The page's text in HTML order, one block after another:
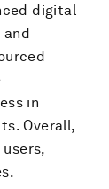
digital
and
in
Overall,